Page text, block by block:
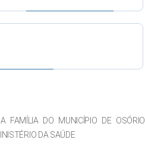
FAMÍLIA DO MUNICÍPIO DE OSÓRIO
DA SAÚDE